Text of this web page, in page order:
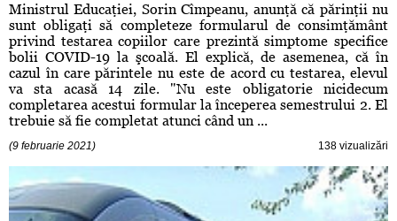
Ministrul Educaţiei, Sorin Cîmpeanu, anunţă că părinţii nu
sunt obligaţi să completeze formularul de consimţământ
privind testarea copiilor care prezintă simptome specifice
bolii COVID-19 la şcoală. El explică, de asemenea, că în
cazul în care părintele nu este de acord cu testarea, elevul
va sta acasă 14 zile. "Nu este obligatorie nicidecum
completarea acestui formular la începerea semestrului 2. El
trebuie să fie completat atunci când un ...
(9 februarie 2021) 138 vizualizări